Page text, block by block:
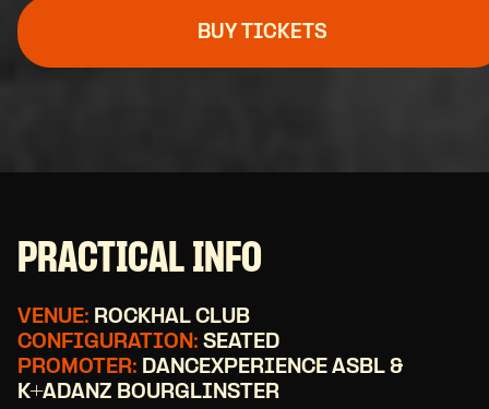
BUY TICKETS
PRACTICAL INFO
VENUE: ROCKHAL CLUB
CONFIGURATION: SEATED
PROMOTER: DANCEXPERIENCE ASBL &
K+ADANZ BOURGLINSTER